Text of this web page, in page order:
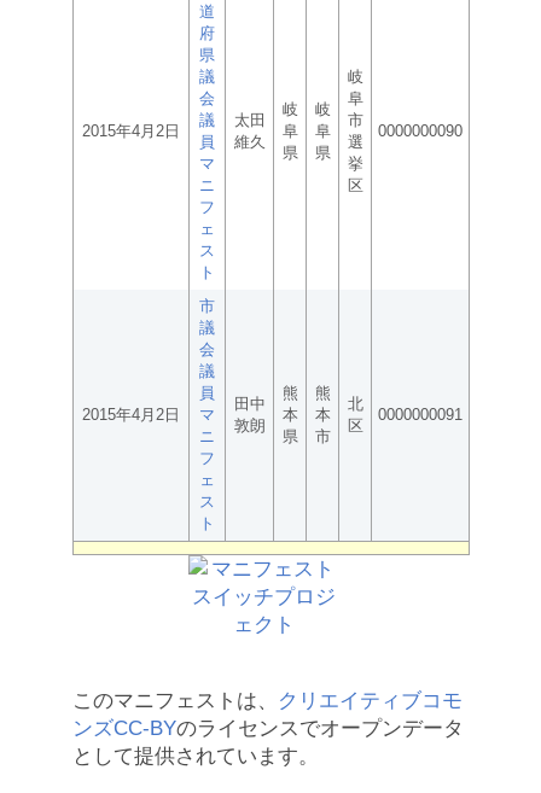
2015年4月2日
道
府
県
議
会
議
員
マ
ニ
フ
ェ
ス
ト
太田
維久
岐
阜
県
岐
阜
県
岐
阜
市
選
挙
区
0000000090
2015年4月2日
市
議
会
議
員
マ
ニ
フ
ェ
ス
ト
田中
敦朗
熊
本
県
熊
本
市
北
区
0000000091
このマニフェストは、
クリエイティブコモ
ンズCC-BYのライセンスでオープンデータ
として提供されています。